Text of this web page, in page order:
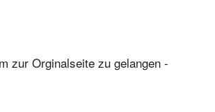
zur Orginalseite zu gelangen -